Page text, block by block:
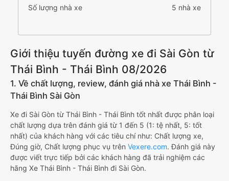
Số lượng nhà xe 5 nhà xe
Giới thiệu tuyến đường xe đi Sài Gòn từ
Thái Bình - Thái Bình 08/2026
1. Về chất lượng, review, đánh giá nhà xe Thái Bình -
Thái Bình Sài Gòn
Xe đi Sài Gòn từ Thái Bình - Thái Bình tốt nhất được phân loại
chất lượng dựa trên đánh giá từ 1 đến 5 (1: tệ nhất, 5: tốt
nhất) của khách hàng với các tiêu chí như: Chất lượng xe,
Đúng giờ, Chất lượng phục vụ trên Vexere.com. Đánh giá này
được viết trực tiếp bởi các khách hàng đã trải nghiệm các
hãng Xe Thái Bình - Thái Bình đi Sài Gòn.